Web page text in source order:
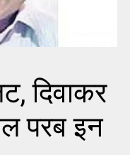
दिवाकर
परब इन